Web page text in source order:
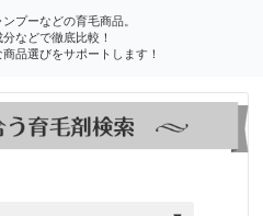
プーなどの育毛商品。
などで徹底比較！
品選びをサポートします！